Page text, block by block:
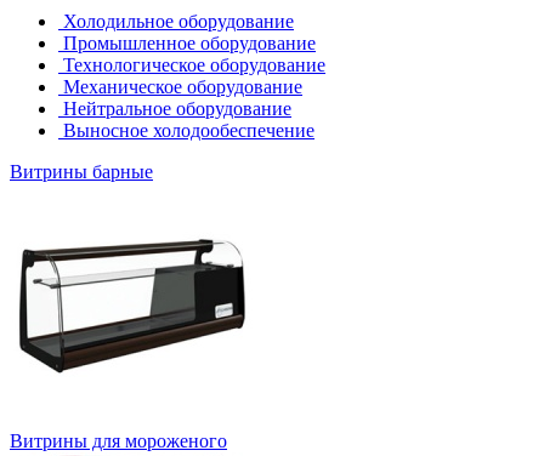
Холодильное оборудование
Промышленное оборудование
Технологическое оборудование
Механическое оборудование
Нейтральное оборудование
Выносное холодообеспечение
Витрины барные
Витрины для мороженого